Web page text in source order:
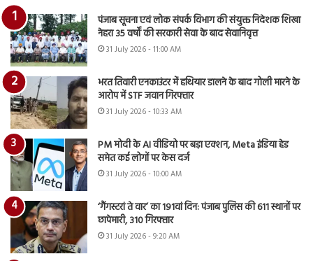
पंजाब सूचना एवं लोक संपर्क विभाग की संयुक्त निदेशक शिखा
नेहरा 35 वर्षों की सरकारी सेवा के बाद सेवानिवृत्त
31 July 2026 - 11:00 AM
भरत तिवारी एनकाउंटर में हथियार डालने के बाद गोली मारने के
आरोप में STF जवान गिरफ्तार
31 July 2026 - 10:33 AM
PM मोदी के AI वीडियो पर बड़ा एक्शन, Meta इंडिया हेड
समेत कई लोगों पर केस दर्ज
31 July 2026 - 10:00 AM
‘गैंगस्टरां ते वार’ का 191वां दिन: पंजाब पुलिस की 611 स्थानों पर
छापेमारी, 310 गिरफ्तार
31 July 2026 - 9:20 AM